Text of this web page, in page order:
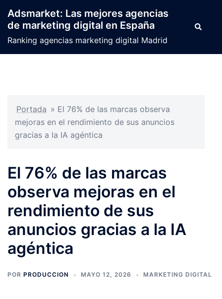
contenido
Adsmarket: Las mejores agencias
de marketing digital en España
Ranking agencias marketing digital Madrid
Buscar
Portada » El 76% de las marcas observa
mejoras en el rendimiento de sus anuncios
gracias a la IA agéntica
El 76% de las marcas
observa mejoras en el
rendimiento de sus
anuncios gracias a la IA
agéntica
POR PRODUCCION MAYO 12, 2026 MARKETING DIGITAL